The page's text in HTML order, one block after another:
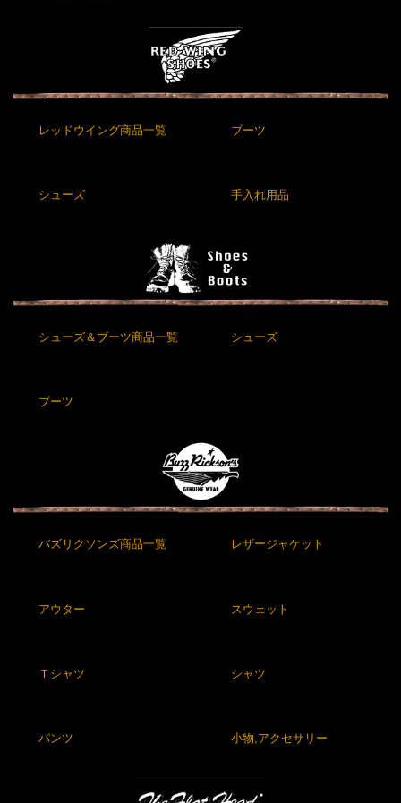
レッドウイング商品一覧 ブーツ
シューズ 手入れ用品
シューズ＆ブーツ商品一覧 シューズ
ブーツ
バズリクソンズ商品一覧 レザージャケット
アウター スウェット
Ｔシャツ シャツ
パンツ 小物,アクセサリー